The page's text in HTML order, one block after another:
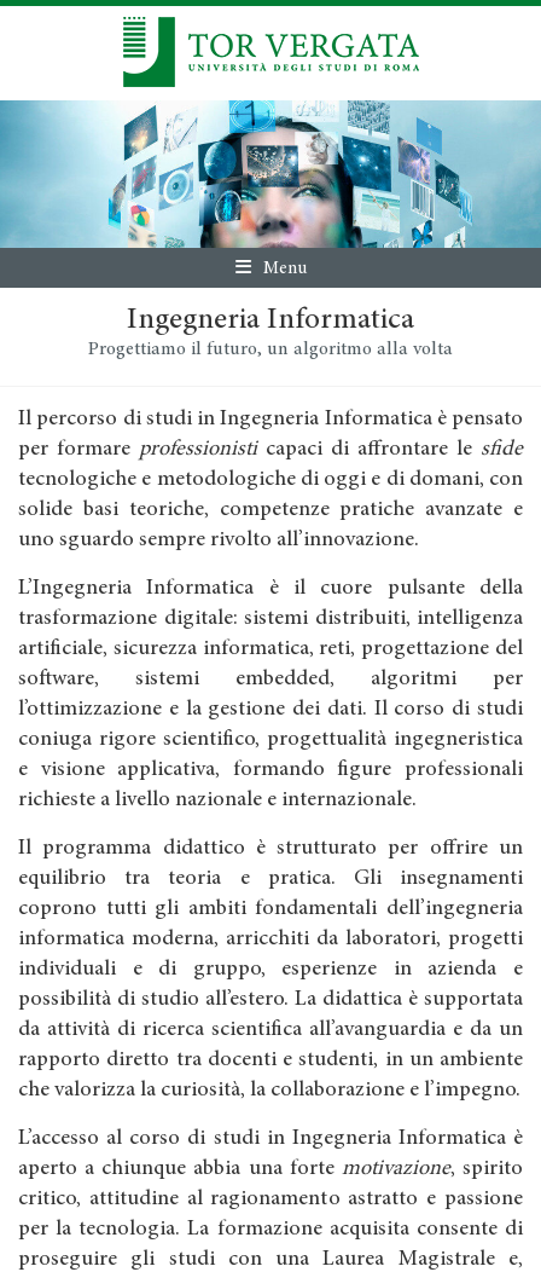
Menu
Ingegneria Informatica
Progettiamo il futuro, un algoritmo alla volta
Il percorso di studi in Ingegneria Informatica è pensato
per formare professionisticapaci di affrontare le sfide
tecnologiche e metodologiche di oggi e di domani, con
solide basi teoriche, competenze pratiche avanzate e
uno sguardo sempre rivolto all’innovazione.
L’Ingegneria Informatica è il cuore pulsante della
trasformazione digitale: sistemi distribuiti, intelligenza
artificiale, sicurezza informatica, reti, progettazione del
software, sistemi embedded, algoritmi per
l’ottimizzazione e la gestione dei dati. Il corso di studi
coniuga rigore scientifico, progettualità ingegneristica
e visione applicativa, formando figure professionali
richieste a livello nazionale e internazionale.
Il programma didattico è strutturato per offrire un
equilibrio tra teoria e pratica. Gli insegnamenti
coprono tutti gli ambiti fondamentali dell’ingegneria
informatica moderna, arricchiti da laboratori, progetti
individuali e di gruppo, esperienze in azienda e
possibilità di studio all’estero. La didattica è supportata
da attività di ricerca scientifica all’avanguardia e da un
rapporto diretto tra docenti e studenti, in un ambiente
che valorizza la curiosità, la collaborazione e l’impegno.
L’accesso al corso di studi in Ingegneria Informatica è
aperto a chiunque abbia una forte motivazione, spirito
critico, attitudine al ragionamento astratto e passione
per la tecnologia. La formazione acquisita consente di
proseguire gli studi con una Laurea Magistrale e,